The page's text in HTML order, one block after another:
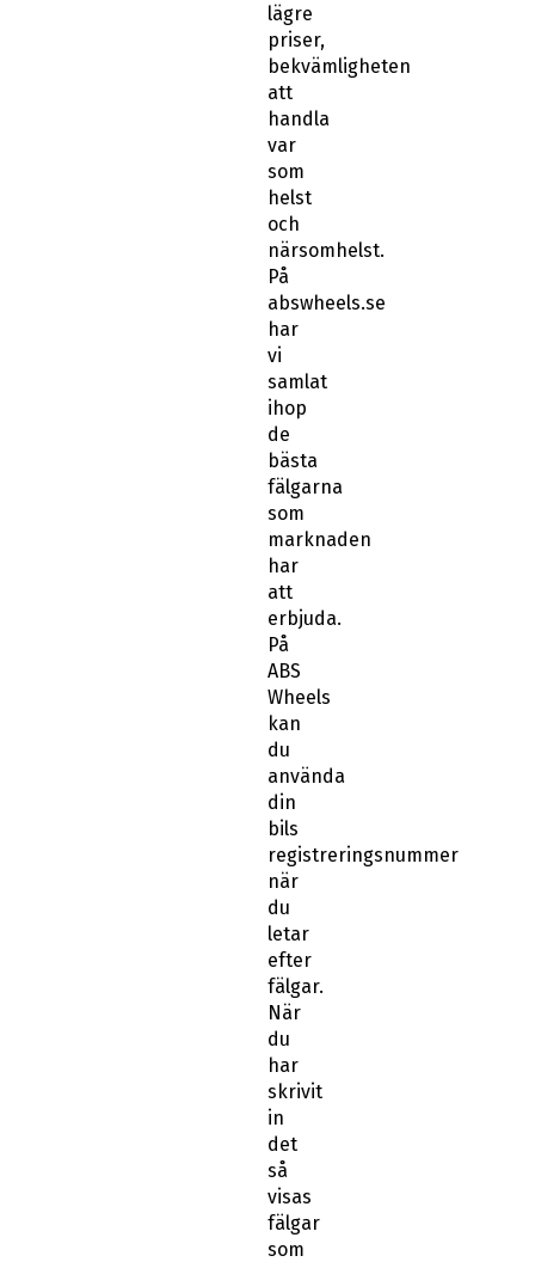
lägre
priser,
bekvämligheten
att
handla
var
som
helst
och
närsomhelst.
På
abswheels.se
har
vi
samlat
ihop
de
bästa
fälgarna
som
marknaden
har
att
erbjuda.
På
ABS
Wheels
kan
du
använda
din
bils
registreringsnummer
när
du
letar
efter
fälgar.
När
du
har
skrivit
in
det
så
visas
fälgar
som